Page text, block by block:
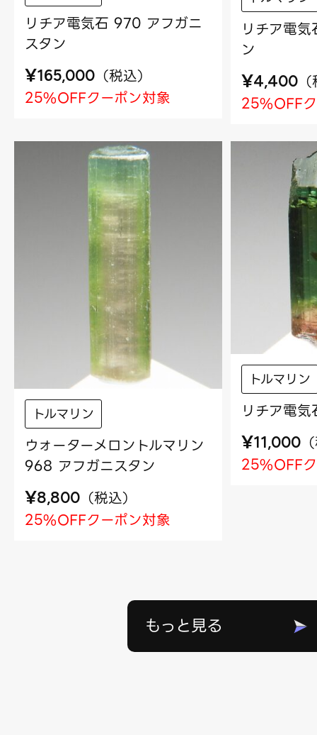
リチア電気石 970 アフガニ
スタン
¥165,000 （税込）
25%OFFクーポン対象
リチア電
ン
¥4,400 （
25%OFF
トルマリン
ウォーターメロントルマリン
968 アフガニスタン
¥8,800 （税込）
25%OFFクーポン対象
トルマリン
リチア電
¥11,000 （
25%OFF
もっと見る